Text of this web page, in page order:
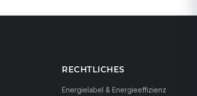
RECHTLICHES
Energielabel & Energieeffizienz